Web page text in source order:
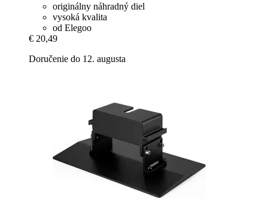
originálny náhradný diel
vysoká kvalita
od Elegoo
€ 20,49
Doručenie do 12. augusta